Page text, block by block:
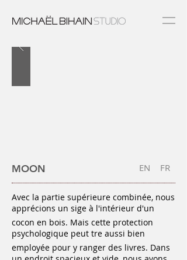
MOON EN FR
Avec la partie supérieure combinée, nous
apprécions un sige à l'intérieur d'un
cocon en bois. Mais cette protection
psychologique peut tre aussi bien
employée pour y ranger des livres. Dans